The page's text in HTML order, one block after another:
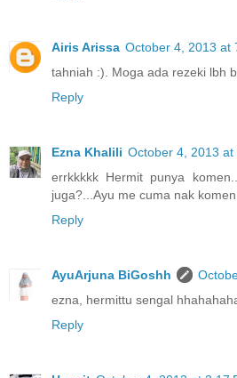
Airis Arissa October 4, 2013 at
tahniah :). Moga ada rezeki lbh
Reply
Ezna Khalili October 4, 2013 at
errkkkkk Hermit punya
juga?...Ayu me cuma nak
Reply
AyuArjuna BiGoshh
ezna, hermittu sengal
Reply